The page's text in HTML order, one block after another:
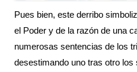
Pues bien, este derribo
el Poder y de la razón de una
numerosas sentencias de los
desestimando uno tras otro